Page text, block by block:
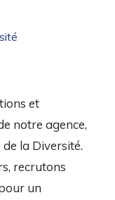
et
notre agence,
la Diversité.
recrutons
un